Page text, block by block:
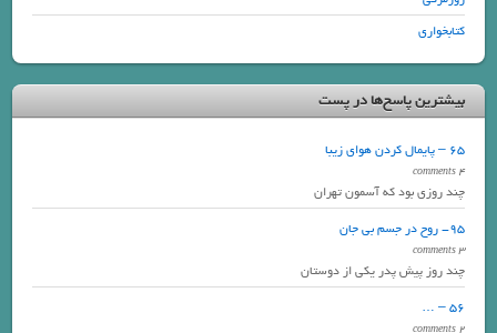
کتابخواری
بیشترین پاسخ‌ها در پست
65 – پایمال کردن هوای زیبا
4 comments
چند روزی بود که آسمون تهران
95- روح در جسم بی جان
3 comments
چند روز پیش پدر یکی از دوستان
56 – …
2 comments